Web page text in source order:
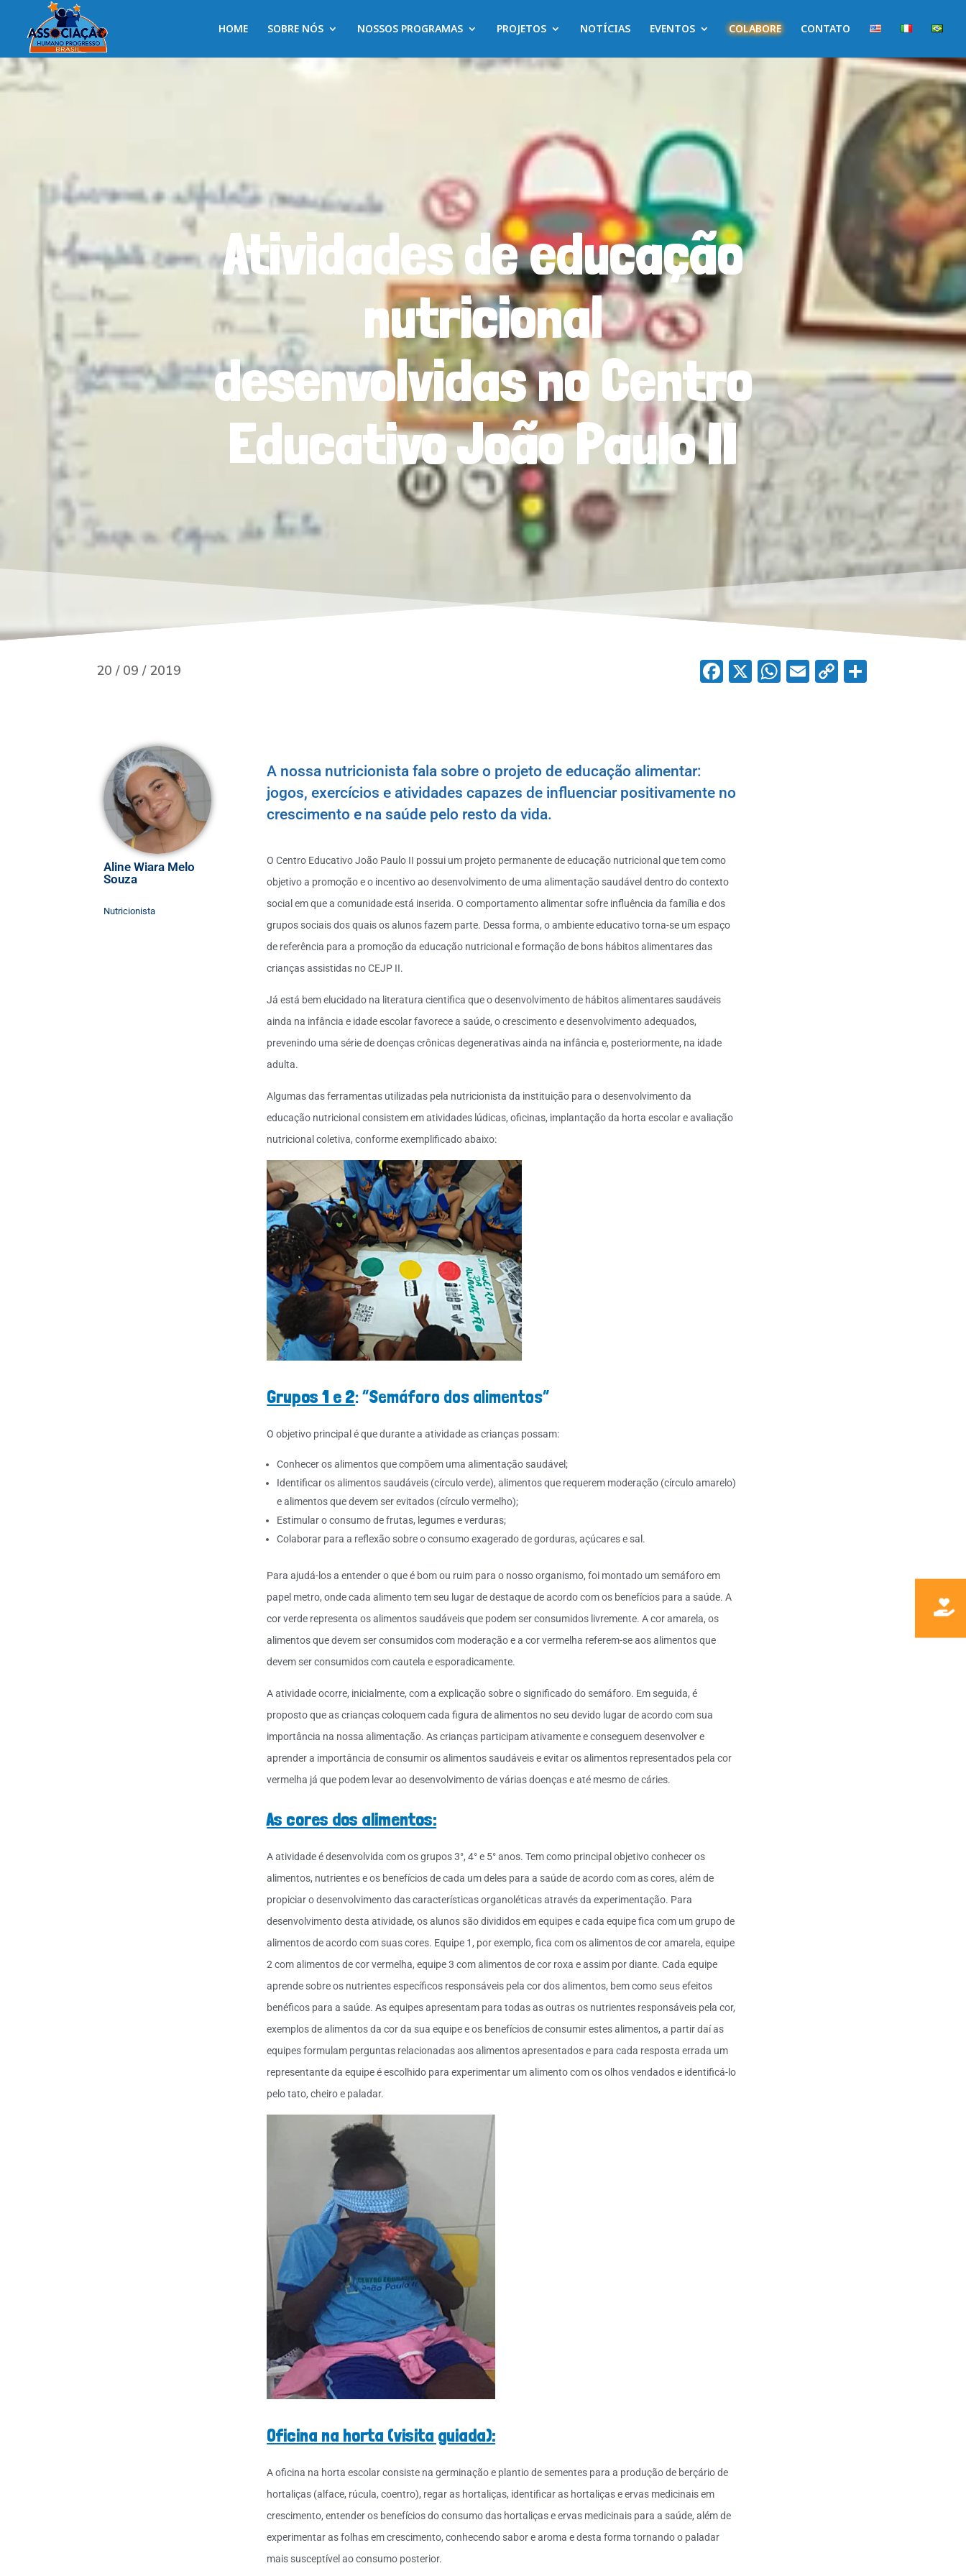
HOME SOBRE NÓS NOSSOS PROGRAMAS PROJETOS NOTÍCIAS EVENTOS COLABORE CONTATO
Atividades de educação
nutricional
desenvolvidas no Centro
Educativo João Paulo II
20 / 09 / 2019 Facebook
XWhatsApp
Email
CopyShare
Aline Wiara Melo
Souza
Nutricionista
A nossa nutricionista fala sobre o projeto de educação alimentar:
jogos, exercícios e atividades capazes de influenciar positivamente no
crescimento e na saúde pelo resto da vida.
O Centro Educativo João Paulo II possui um projeto permanente de educação nutricional que tem como
objetivo a promoção e o incentivo ao desenvolvimento de uma alimentação saudável dentro do contexto
social em que a comunidade está inserida. O comportamento alimentar sofre influência da família e dos
grupos sociais dos quais os alunos fazem parte. Dessa forma, o ambiente educativo torna-se um espaço
de referência para a promoção da educação nutricional e formação de bons hábitos alimentares das
crianças assistidas no CEJP II.
Já está bem elucidado na literatura cientifica que o desenvolvimento de hábitos alimentares saudáveis
ainda na infância e idade escolar favorece a saúde, o crescimento e desenvolvimento adequados,
prevenindo uma série de doenças crônicas degenerativas ainda na infância e, posteriormente, na idade
adulta.
Algumas das ferramentas utilizadas pela nutricionista da instituição para o desenvolvimento da
educação nutricional consistem em atividades lúdicas, oficinas, implantação da horta escolar e avaliação
nutricional coletiva, conforme exemplificado abaixo:
Grupos 1 e 2: “Semáforo dos alimentos”
O objetivo principal é que durante a atividade as crianças possam:
Conhecer os alimentos que compõem uma alimentação saudável;
Identificar os alimentos saudáveis (círculo verde), alimentos que requerem moderação (círculo amarelo)
e alimentos que devem ser evitados (círculo vermelho);
Estimular o consumo de frutas, legumes e verduras;
Colaborar para a reflexão sobre o consumo exagerado de gorduras, açúcares e sal.
Para ajudá-los a entender o que é bom ou ruim para o nosso organismo, foi montado um semáforo em
papel metro, onde cada alimento tem seu lugar de destaque de acordo com os benefícios para a saúde. A
cor verde representa os alimentos saudáveis que podem ser consumidos livremente. A cor amarela, os
alimentos que devem ser consumidos com moderação e a cor vermelha referem-se aos alimentos que
devem ser consumidos com cautela e esporadicamente.
A atividade ocorre, inicialmente, com a explicação sobre o significado do semáforo. Em seguida, é
proposto que as crianças coloquem cada figura de alimentos no seu devido lugar de acordo com sua
importância na nossa alimentação. As crianças participam ativamente e conseguem desenvolver e
aprender a importância de consumir os alimentos saudáveis e evitar os alimentos representados pela cor
vermelha já que podem levar ao desenvolvimento de várias doenças e até mesmo de cáries.
As cores dos alimentos:
A atividade é desenvolvida com os grupos 3°, 4° e 5° anos. Tem como principal objetivo conhecer os
alimentos, nutrientes e os benefícios de cada um deles para a saúde de acordo com as cores, além de
propiciar o desenvolvimento das características organoléticas através da experimentação. Para
desenvolvimento desta atividade, os alunos são divididos em equipes e cada equipe fica com um grupo de
alimentos de acordo com suas cores. Equipe 1, por exemplo, fica com os alimentos de cor amarela, equipe
2 com alimentos de cor vermelha, equipe 3 com alimentos de cor roxa e assim por diante. Cada equipe
aprende sobre os nutrientes específicos responsáveis pela cor dos alimentos, bem como seus efeitos
benéficos para a saúde. As equipes apresentam para todas as outras os nutrientes responsáveis pela cor,
exemplos de alimentos da cor da sua equipe e os benefícios de consumir estes alimentos, a partir daí as
equipes formulam perguntas relacionadas aos alimentos apresentados e para cada resposta errada um
representante da equipe é escolhido para experimentar um alimento com os olhos vendados e identificá-lo
pelo tato, cheiro e paladar.
Oficina na horta (visita guiada):
A oficina na horta escolar consiste na germinação e plantio de sementes para a produção de berçário de
hortaliças (alface, rúcula, coentro), regar as hortaliças, identificar as hortaliças e ervas medicinais em
crescimento, entender os benefícios do consumo das hortaliças e ervas medicinais para a saúde, além de
experimentar as folhas em crescimento, conhecendo sabor e aroma e desta forma tornando o paladar
mais susceptível ao consumo posterior.